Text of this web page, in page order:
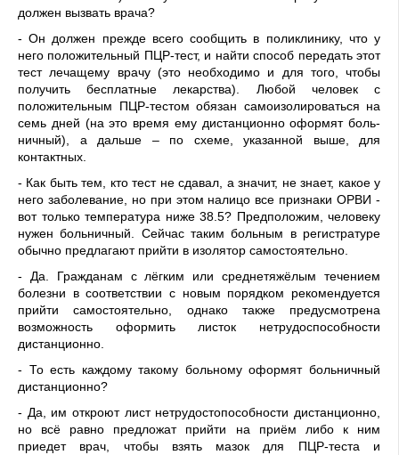
должен вызвать врача?
- Он должен прежде всего сообщить в поликлинику, что у
него положительный ПЦР-тест, и найти способ передать этот
тест лечащему врачу (это необходимо и для того, чтобы
получить бес­платные лекарства). Любой че­ловек с
положительным ПЦР-те­стом обязан самоизолироваться на
семь дней (на это время ему дистанционно оформят боль­
ничный), а дальше – по схеме, указанной выше, для
контактных.
- Как быть тем, кто тест не сдавал, а значит, не знает, какое у
него заболевание, но при этом налицо все признаки ОРВИ -
вот только температу­ра ниже 38.5? Предположим, человеку
нужен больничный. Сейчас таким больным в реги­стратуре
обычно предлагают прийти в изолятор самостоя­тельно.
- Да. Гражданам с лёгким или среднетяжёлым течением
болезни в соответствии с новым порядком рекомендуется
прийти самостоятельно, однако также предусмотрена
возможность оформить листок нетрудоспособ­ности
дистанционно.
- То есть каждому такому больному оформят больнич­ный
дистанционно?
- Да, им откроют лист нетрудо­стопособности дистанционно,
но всё равно предложат прийти на приём либо к ним
приедет врач, чтобы взять мазок для ПЦР-теста и